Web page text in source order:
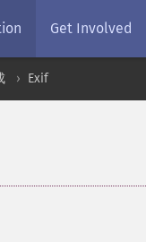
Get Involved
Exif